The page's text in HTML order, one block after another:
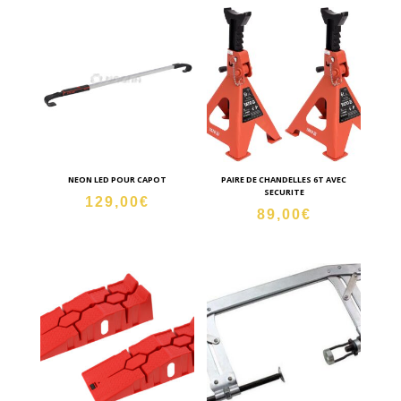
NEON LED POUR CAPOT
129,00€
PAIRE DE CHANDELLES 6T AVEC
SECURITE
89,00€